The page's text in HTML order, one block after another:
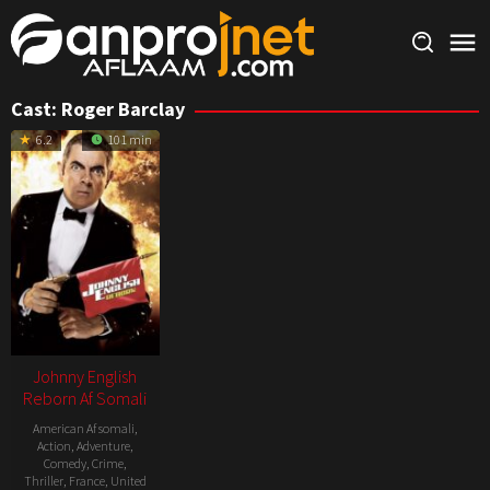
Skip
to
content
Cast: Roger Barclay
6.2 101 min
Johnny English
Reborn Af Somali
American Af somali
Action Adventure,
Comedy, Crime,
Thriller, France, United